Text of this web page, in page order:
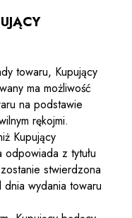
towaru, Kupujący
ma możliwość
na podstawie
rękojmi.
Kupujący
z tytułu
stwierdzona
wydania towaru